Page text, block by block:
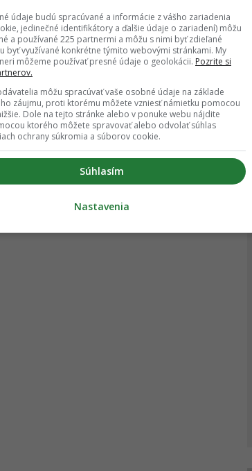
údaje budú spracúvané a informácie z vášho zariadenia
jedinečné identifikátory a ďalšie údaje o zariadení) môžu
a používané 225 partnermi a môžu s nimi byť zdieľané
byť využívané konkrétne týmito webovými stránkami. My
môžeme používať presné údaje o geolokácii. Pozrite si
môžu spracúvať vaše osobné údaje na základe
záujmu, proti ktorému môžete vzniesť námietku pomocou
Dole na tejto stránke alebo v ponuke webu nájdite
ktorého môžete spravovať alebo odvolať súhlas
ochrany súkromia a súborov cookie.
Súhlasím
Nastavenia